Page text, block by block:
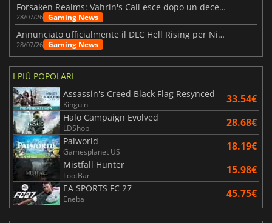
Forsaken Realms: Vahrin's Call esce dopo un decennio di sviluppo
28/07/26 Gaming News
Annunciato ufficialmente il DLC Hell Rising per Nioh 3
28/07/26 Gaming News
I PIÙ POPOLARI
Assassin's Creed Black Flag Resynced
Kinguin 33.54€
Halo Campaign Evolved
LDShop 28.68€
Palworld
Gamesplanet US 18.19€
Mistfall Hunter
LootBar 15.98€
EA SPORTS FC 27
Eneba 45.75€